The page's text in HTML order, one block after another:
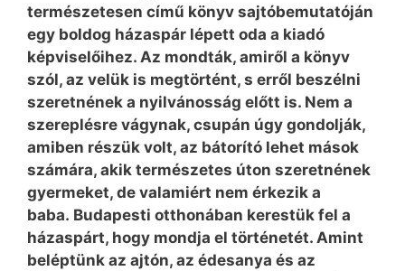
természetesen című könyv sajtóbemutatóján
egy boldog házaspár lépett oda a kiadó
képviselőihez. Az mondták, amiről a könyv
szól, az velük is megtörtént, s erről beszélni
szeretnének a nyilvánosság előtt is. Nem a
szereplésre vágynak, csupán úgy gondolják,
amiben részük volt, az bátorító lehet mások
számára, akik természetes úton szeretnének
gyermeket, de valamiért nem érkezik a
baba. Budapesti otthonában kerestük fel a
házaspárt, hogy mondja el történetét. Amint
beléptünk az ajtón, az édesanya és az